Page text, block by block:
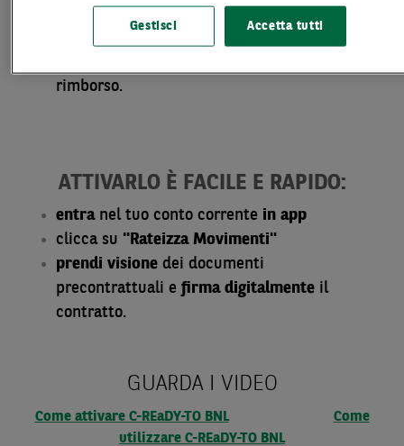
pagamento di ciascuna rata mensile, in
rimborso.
ATTIVARLO È FACILE E RAPIDO:
entra nel tuo conto corrente in app
clicca su "Rateizza Movimenti"
prendi visione dei documenti
precontrattuali e firma digitalmente il
contratto.
GUARDA I VIDEO
Come attivare C-REaDY-TO BNL
Come
utilizzare C-REaDY-TO BNL
Gestisci Accetta tutti